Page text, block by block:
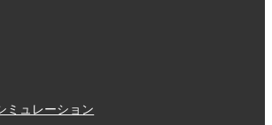
ミュレーション